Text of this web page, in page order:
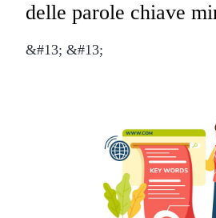
delle parole chiave
&#13; &#13;